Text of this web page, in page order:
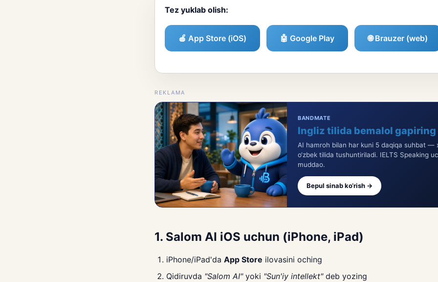
Tez yuklab olish:
🍎 App Store (iOS) 🤖 Google Play 🌐 Brauzer (web)
REKLAMA
BANDMATE
Ingliz tilida bemalol gapiring
AI hamroh bilan har kuni 5 daqiqa suhbat —
o‘zbek tilida tushuntiriladi. IELTS Speaking
muddao.
Bepul sinab ko‘rish →
1. Salom AI iOS uchun (iPhone, iPad)
iPhone/iPad'da App Store ilovasini oching
Qidiruvda "Salom AI"yoki "Sun'iy intellekt"deb yozing